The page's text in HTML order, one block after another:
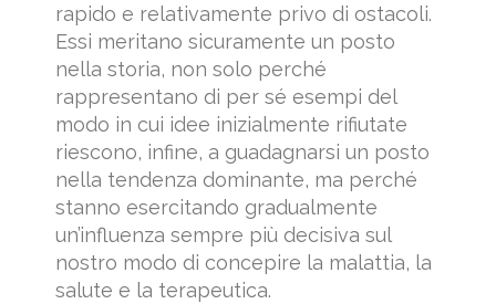
rapido e relativamente privo di ostacoli.
Essi meritano sicuramente un posto
nella storia, non solo perché
rappresentano di per sé esempi del
modo in cui idee inizialmente rifiutate
riescono, infine, a guadagnarsi un posto
nella tendenza dominante, ma perché
stanno esercitando gradualmente
un’influenza sempre più decisiva sul
nostro modo di concepire la malattia, la
salute e la terapeutica.